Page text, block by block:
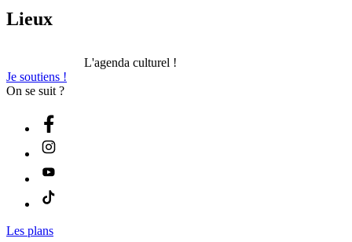
Lieux
L'agenda culturel !
Je soutiens !
On se suit ?
Les plans